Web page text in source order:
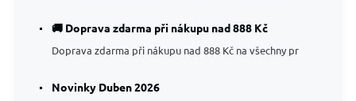
🚚 Doprava zdarma při nákupu nad 888 Kč
Doprava zdarma při nákupu nad 888 Kč na všechny pr
Novinky Duben 2026